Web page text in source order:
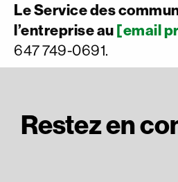
Le Service des
l’entreprise au[email
647 749-0691.
Restez en